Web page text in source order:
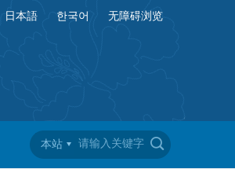
日本語 한국어 无障碍浏览
本站